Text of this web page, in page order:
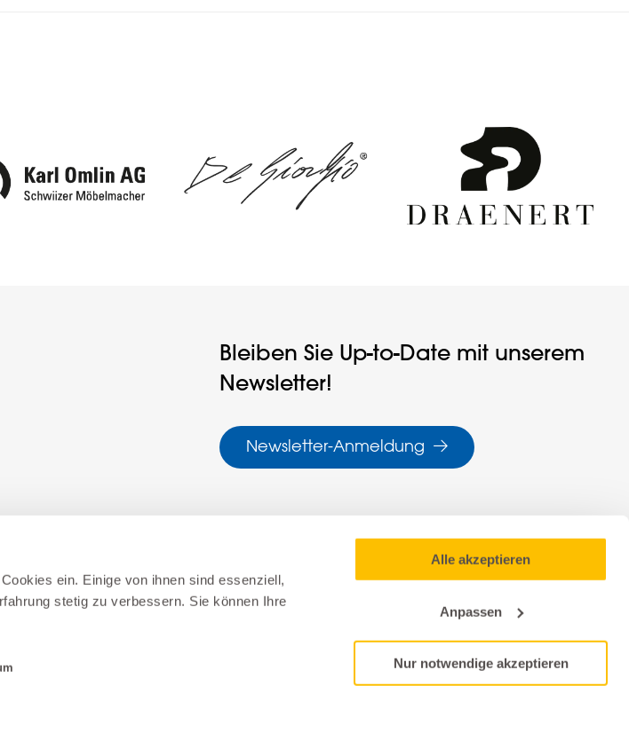
ein. Einige von ihnen sind essenziell,
stetig zu verbessern. Sie können Ihre
Alle akzeptieren
Anpassen
Nur notwendige akzeptieren
Bleiben Sie Up-to-Date mit unserem
Newsletter!
Newsletter-Anmeldung